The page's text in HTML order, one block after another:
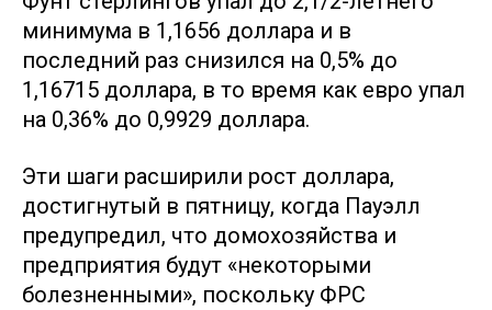
минимума в 1,1656 доллара и в
последний раз снизился на 0,5% до
1,16715 доллара, в то время как евро упал
на 0,36% до 0,9929 доллара.
Эти шаги расширили рост доллара,
достигнутый в пятницу, когда Пауэлл
предупредил, что домохозяйства и
предприятия будут «некоторыми
болезненными», поскольку ФРС